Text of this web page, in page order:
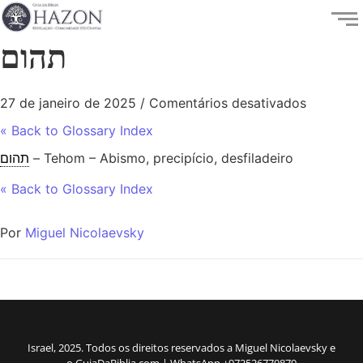
תהום
27 de janeiro de 2025 / Comentários desativados
« Back to Glossary Index
תהום – Tehom – Abismo, precipício, desfiladeiro
« Back to Glossary Index
Por Miguel Nicolaevsky
Israel, 2025. Todos os direitos reservados a Miguel Nicolaevsky e